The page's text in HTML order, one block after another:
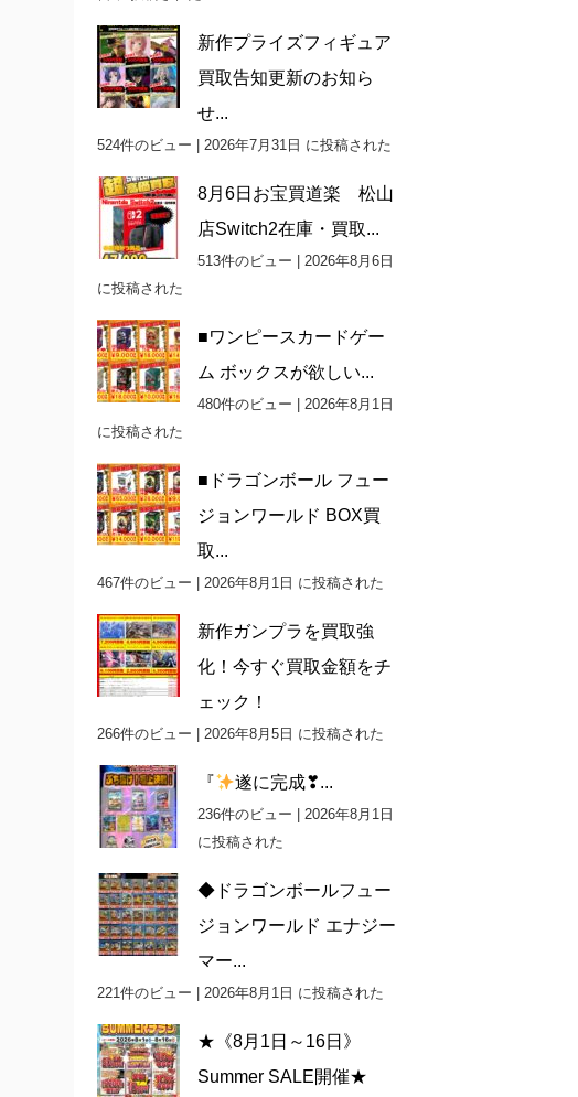
新作プライズフィギュア
買取告知更新のお知ら
せ...
524件のビュー 2026年7月31日 に投稿された
8月6日お宝買道楽 松山
店Switch2在庫・買取...
513件のビュー
2026年8月6日
に投稿された
■ワンピースカードゲー
ム ボックスが欲しい...
480件のビュー
2026年8月1日
に投稿された
■ドラゴンボール フュー
ジョンワールド BOX買
取...
467件のビュー 2026年8月1日 に投稿された
新作ガンプラを買取強
化！今すぐ買取金額をチ
ェック！
266件のビュー 2026年8月5日 に投稿された
『 遂に完成❣...
236件のビュー
2026年8月1日
に投稿された
◆ドラゴンボールフュー
ジョンワールド エナジー
マー...
221件のビュー 2026年8月1日 に投稿された
★《8月1日～16日》
Summer SALE開催★